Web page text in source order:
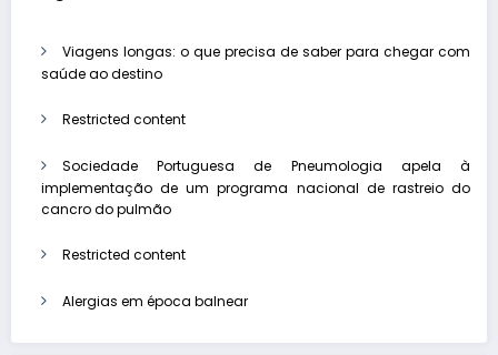
Viagens longas: o que precisa de saber para chegar com
saúde ao destino
Restricted content
Sociedade Portuguesa de Pneumologia apela à
implementação de um programa nacional de rastreio do
cancro do pulmão
Restricted content
Alergias em época balnear